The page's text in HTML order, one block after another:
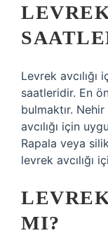
Levrek avcılığı
saatleridir. En
bulmaktır.
avcılığı için
Rapala veya
levrek avcılığı
MI?